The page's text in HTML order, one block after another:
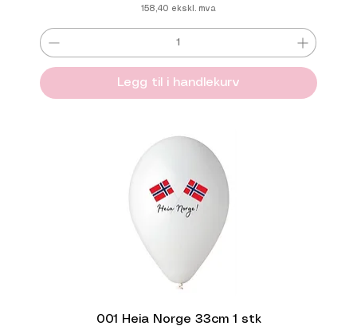
158,40 ekskl. mva
Legg til i handlekurv
001 Heia Norge 33cm 1 stk